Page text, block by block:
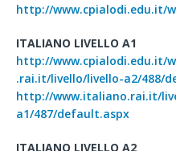
http://www.cpialodi.edu.it/
ITALIANO LIVELLO A1
http://www.cpialodi.edu.it/
.rai.it/livello/livello-a2/488/
http://www.italiano.rai.it/
a1/487/default.aspx
ITALIANO LIVELLO A2